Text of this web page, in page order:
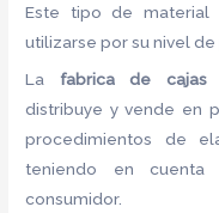
Este tipo de
utilizarse por su nivel
La fabrica de cajas
distribuye y vende en
procedimientos de
teniendo en
consumidor.